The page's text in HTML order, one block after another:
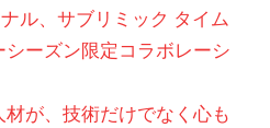
ル、サブリミック タイム
ーズン限定コラボレーシ
が、技術だけでなく心も